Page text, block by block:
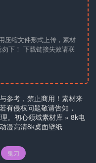
压缩文件形式上传，素材
下！ 下载链接失效请联
参考，禁止商用！素材来
有侵权问题敬请告知，
。 初心领域素材库 » 8k电
漫高清8k桌面壁纸
鬼刀